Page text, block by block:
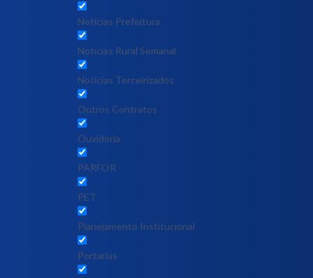
Notícias Prefeitura
Notícias Rural Semanal
Notícias Terceirizados
Outros Contratos
Ouvidoria
PARFOR
PET
Planejamento Institucional
Portarias